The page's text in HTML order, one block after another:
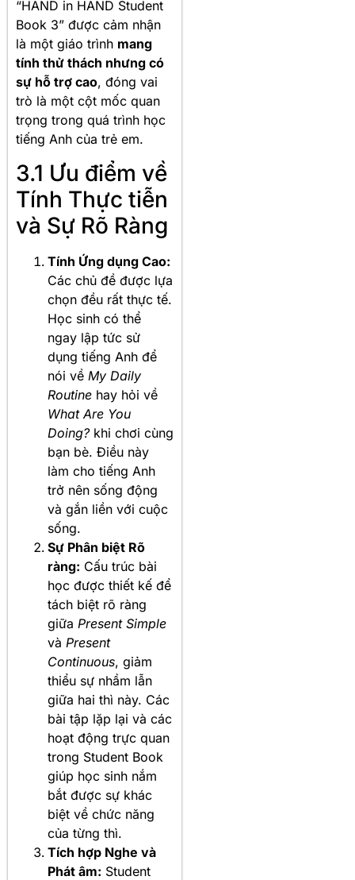
“HAND in HAND Student
Book 3” được cảm nhận
là một giáo trình mang
tính thử thách nhưng có
sự hỗ trợ cao, đóng vai
trò là một cột mốc quan
trọng trong quá trình học
tiếng Anh của trẻ em.
3.1 Ưu điểm về
Tính Thực tiễn
và Sự Rõ Ràng
Tính Ứng dụng Cao:
Các chủ đề được lựa
chọn đều rất thực tế.
Học sinh có thể
ngay lập tức sử
dụng tiếng Anh để
nói về My Daily
Routine hay hỏi về
What Are You
Doing?khi chơi cùng
bạn bè. Điều này
làm cho tiếng Anh
trở nên sống động
và gắn liền với cuộc
sống.
Sự Phân biệt Rõ
ràng: Cấu trúc bài
học được thiết kế để
tách biệt rõ ràng
giữa Present Simple
và Present
Continuous, giảm
thiểu sự nhầm lẫn
giữa hai thì này. Các
bài tập lặp lại và các
hoạt động trực quan
trong Student Book
giúp học sinh nắm
bắt được sự khác
biệt về chức năng
của từng thì.
Tích hợp Nghe và
Phát âm: Student